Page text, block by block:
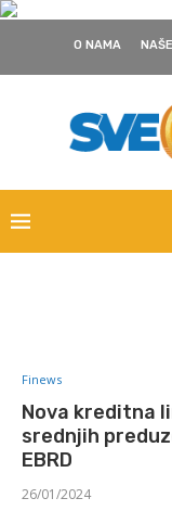
O NAMA
Finews
Nova kreditna
srednjih
EBRD
26/01/2024